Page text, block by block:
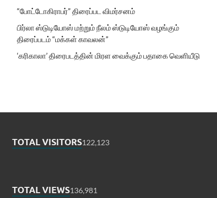
“போட்டோகிராபர்” திரைப்பட விமர்சனம்
பிர்லா ஸ்டுடியோஸ் மற்றும் நீலம் ஸ்டுடியோஸ் வழங்கும்
திரைப்படம் “மக்கள் காவலன்”
‘கரிகாலா’ திரைபடத்தின் மிரள வைக்கும் பதாகை வெளியீடு
TOTAL VISITORS122,123
TOTAL VIEWS136,981